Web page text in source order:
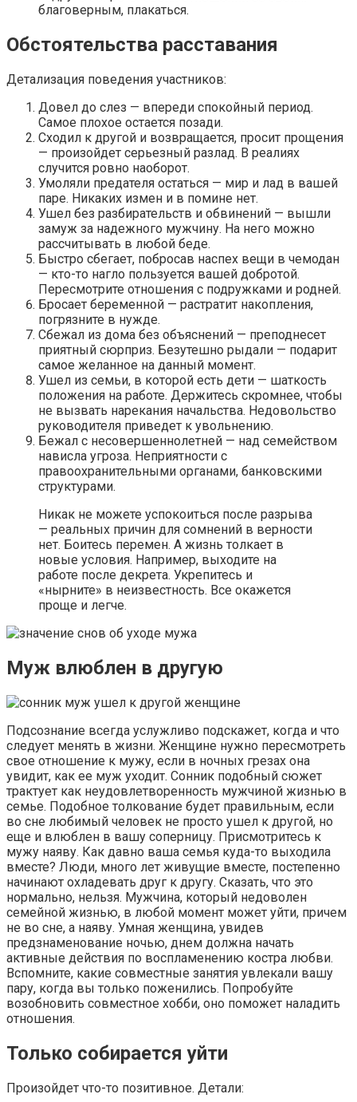
благоверным, плакаться.
Обстоятельства расставания
Детализация поведения участников:
Довел до слез — впереди спокойный период.
Самое плохое остается позади.
Сходил к другой и возвращается, просит прощения
— произойдет серьезный разлад. В реалиях
случится ровно наоборот.
Умоляли предателя остаться — мир и лад в вашей
паре. Никаких измен и в помине нет.
Ушел без разбирательств и обвинений — вышли
замуж за надежного мужчину. На него можно
рассчитывать в любой беде.
Быстро сбегает, побросав наспех вещи в чемодан
— кто-то нагло пользуется вашей добротой.
Пересмотрите отношения с подружками и родней.
Бросает беременной — растратит накопления,
погрязните в нужде.
Сбежал из дома без объяснений — преподнесет
приятный сюрприз. Безутешно рыдали — подарит
самое желанное на данный момент.
Ушел из семьи, в которой есть дети — шаткость
положения на работе. Держитесь скромнее, чтобы
не вызвать нарекания начальства. Недовольство
руководителя приведет к увольнению.
Бежал с несовершеннолетней — над семейством
нависла угроза. Неприятности с
правоохранительными органами, банковскими
структурами.
Никак не можете успокоиться после разрыва
— реальных причин для сомнений в верности
нет. Боитесь перемен. А жизнь толкает в
новые условия. Например, выходите на
работе после декрета. Укрепитесь и
«нырните» в неизвестность. Все окажется
проще и легче.
Муж влюблен в другую
Подсознание всегда услужливо подскажет, когда и что
следует менять в жизни. Женщине нужно пересмотреть
свое отношение к мужу, если в ночных грезах она
увидит, как ее муж уходит. Сонник подобный сюжет
трактует как неудовлетворенность мужчиной жизнью в
семье. Подобное толкование будет правильным, если
во сне любимый человек не просто ушел к другой, но
еще и влюблен в вашу соперницу. Присмотритесь к
мужу наяву. Как давно ваша семья куда-то выходила
вместе? Люди, много лет живущие вместе, постепенно
начинают охладевать друг к другу. Сказать, что это
нормально, нельзя. Мужчина, который недоволен
семейной жизнью, в любой момент может уйти, причем
не во сне, а наяву. Умная женщина, увидев
предзнаменование ночью, днем должна начать
активные действия по воспламенению костра любви.
Вспомните, какие совместные занятия увлекали вашу
пару, когда вы только поженились. Попробуйте
возобновить совместное хобби, оно поможет наладить
отношения.
Только собирается уйти
Произойдет что-то позитивное. Детали: